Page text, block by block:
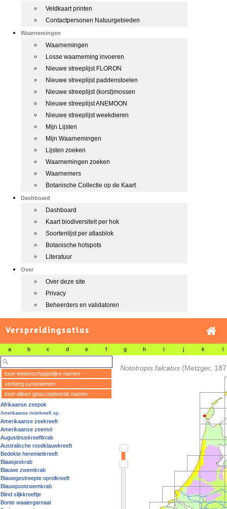
Veldkaart printen
Contactpersonen Natuurgebieden
Waarnemingen
Waarnemingen
Losse waarneming invoeren
Nieuwe streeplijst FLORON
Nieuwe streeplijst paddenstoelen
Nieuwe streeplijst (korst)mossen
Nieuwe streeplijst ANEMOON
Nieuwe streeplijst weekdieren
Mijn Lijsten
Mijn Waarnemingen
Lijsten zoeken
Waarnemingen zoeken
Waarnemers
Botanische Collectie op de Kaart
Dashboard
Dashboard
Kaart biodiversiteit per hok
Soortenlijst per atlasblok
Botanische hotspots
Literatuur
Over
Over deze site
Privacy
Beheerders en validatoren
Verspreidingsatlas
a b c d e f g h i j k l
toon wetenschappelijke namen
verberg synoniemen
toon alleen geaccepteerde namen
Afrikaanse zeepok
Amerikaanse rivierkreeft sp.
Amerikaanse zeekreeft
Amerikaanse zeemol
Augustinuskreeftkrab
Australische roodklauwkreeft
Bedekte heremietkreeft
Blaasjeskrab
Blauwe zwemkrab
Blauwgestreepte oprolkreeft
Blauwpootzwemkrab
Blind slijkkreeftje
Bonte waaiergarnaal
Nototropis falcatus (Metzger,